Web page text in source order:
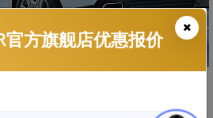
衣的区别主要体现在产品、施工、
用和国际高端隐形车衣相同的TPU
官方旗舰店优惠报价